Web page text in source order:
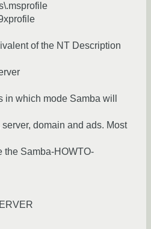
of the NT Description
which mode Samba will
domain and ads. Most
the Samba-HOWTO-